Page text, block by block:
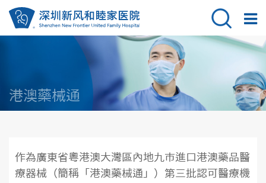
港澳藥械通
作為廣東省粵港澳大灣區內地九市進口港澳藥品醫
療器械（簡稱「港澳藥械通」）第三批認可醫療機